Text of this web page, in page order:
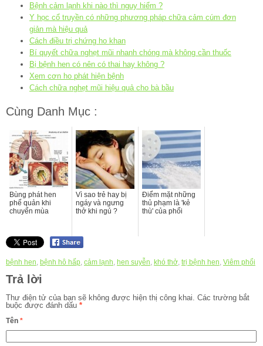
Bệnh cảm lạnh khi nào thì nguy hiểm ?
Y học cổ truyền có những phương pháp chữa cảm cúm đơn
giản mà hiệu quả
Cách điều trị chứng ho khan
Bí quyết chữa nghẹt mũi nhanh chóng mà không cần thuốc
Bị bệnh hen có nên có thai hay không ?
Xem cơn ho phát hiện bệnh
Cách chữa nghẹt mũi hiệu quả cho bà bầu
Cùng Danh Mục :
Bùng phát hen
phế quản khi
chuyển mùa
Vì sao trẻ hay bị
ngáy và ngưng
thở khi ngủ ?
Điểm mặt những
thủ phạm là 'kẻ
thù' của phổi
bệnh hen, bệnh hô hấp, cảm lạnh, hen suyễn, khó thở, trị bệnh hen, Viêm phổi
Trả lời
Thư điện tử của bạn sẽ không được hiện thị công khai. Các trường bắt
buộc được đánh dấu *
Tên *